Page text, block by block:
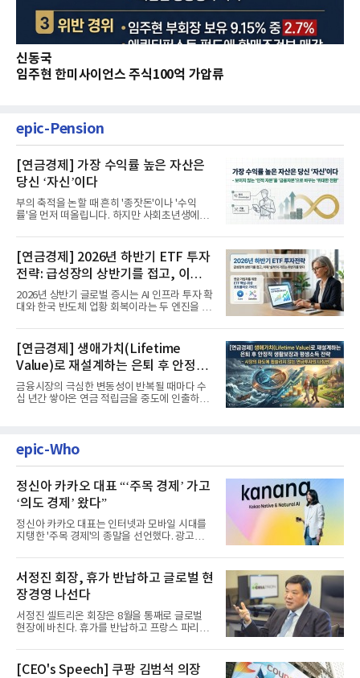
신동국
임주현 한미사이언스 주식100억 가압류
epic-Pension
[연금경제] 가장 수익률 높은 자산은
당신 ‘자신’이다
부의 축적을 논할 때 흔히 '종잣돈'이나 '수익
률'을 먼저 떠올립니다. 하지만 사회초년생에게
[연금경제] 2026년 하반기 ETF 투자
전략: 급성장의 상반기를 접고, 이제
'실적'이 가르는 하반기를 맞다
2026년 상반기 글로벌 증시는 AI 인프라 투자 확
대와 한국 반도체 업황 회복이라는 두 엔진을 달
[연금경제] 생애가치(Lifetime
Value)로 재설계하는 은퇴 후 안정적
생활보장과 평생소득 전략
금융시장의 극심한 변동성이 반복될 때마다 수
십 년간 쌓아온 연금 적립금을 중도에 인출하거
epic-Who
정신아 카카오 대표 “‘주목 경제’ 가고
‘의도 경제’ 왔다”
정신아 카카오 대표는 인터넷과 모바일 시대를
지탱한 '주목 경제'의 종말을 선언했다. 광고를
서정진 회장, 휴가 반납하고 글로벌 현
장경영 나선다
서정진 셀트리온 회장은 8월을 통째로 글로벌
현장에 바친다. 휴가를 반납하고 프랑스 파리에
[CEO's Speech] 쿠팡 김범석 의장